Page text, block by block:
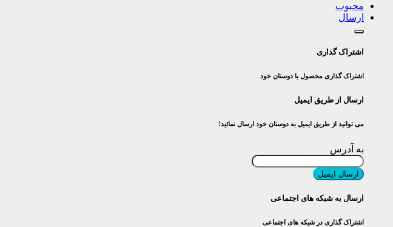
محبوب
ارسال
اشتراک گذاری
اشتراک گذاری محصول با دوستان خود
ارسال از طریق ایمیل
می توانید از طریق ایمیل به دوستان خود ارسال نمائید!
به آدرس
ارسال ایمیل
ارسال به شبکه های اجتماعی
اشتراک گذاری در شبکه های اجتماعی